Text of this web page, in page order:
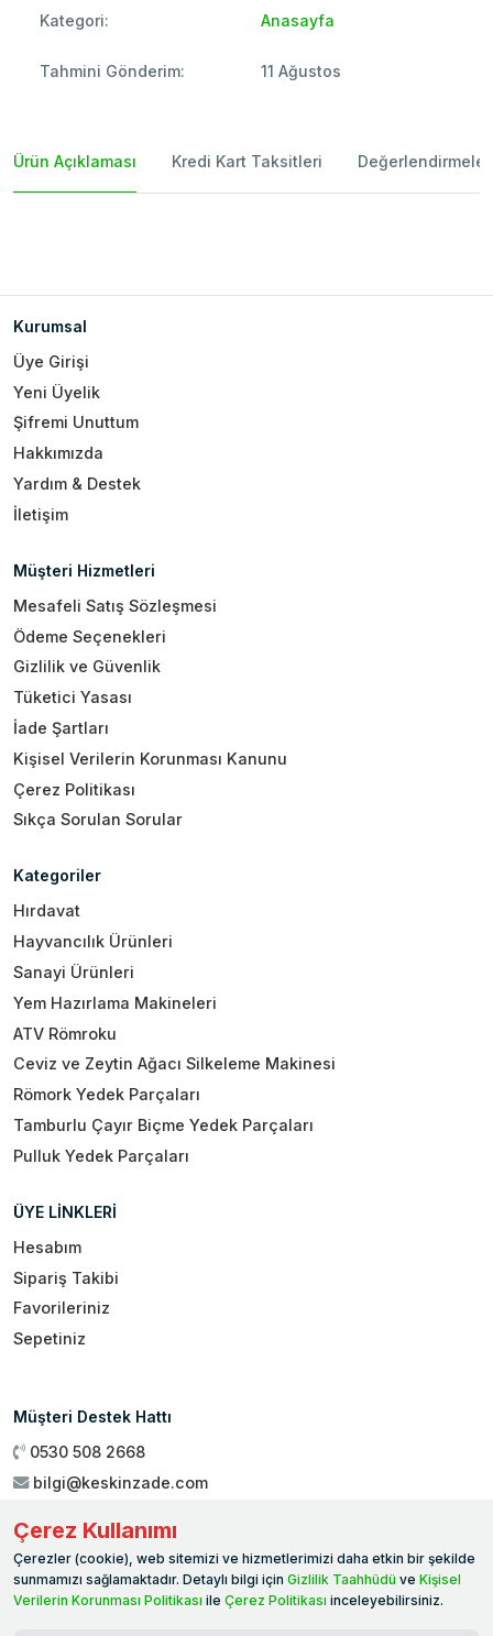
Kategori: Anasayfa
Tahmini Gönderim: 11 Ağustos
Ürün Açıklaması Kredi Kart Taksitleri Değerlendirmeler
Kurumsal
Üye Girişi
Yeni Üyelik
Şifremi Unuttum
Hakkımızda
Yardım & Destek
İletişim
Müşteri Hizmetleri
Mesafeli Satış Sözleşmesi
Ödeme Seçenekleri
Gizlilik ve Güvenlik
Tüketici Yasası
İade Şartları
Kişisel Verilerin Korunması Kanunu
Çerez Politikası
Sıkça Sorulan Sorular
Kategoriler
Hırdavat
Hayvancılık Ürünleri
Sanayi Ürünleri
Yem Hazırlama Makineleri
ATV Römroku
Ceviz ve Zeytin Ağacı Silkeleme Makinesi
Römork Yedek Parçaları
Tamburlu Çayır Biçme Yedek Parçaları
Pulluk Yedek Parçaları
ÜYE LİNKLERİ
Hesabım
Sipariş Takibi
Favorileriniz
Sepetiniz
Müşteri Destek Hattı
0530 508 2668
bilgi@keskinzade.com
Genel Merkez: Yükseliş Mah. 1461. Sokak No:2/1 19 Mayıs
Ballıca / SAMSUN
Çerez Kullanımı
Çerezler (cookie), web sitemizi ve hizmetlerimizi daha etkin bir şekilde
sunmamızı sağlamaktadır. Detaylı bilgi için Gizlilik Taahhüdü ve Kişisel
Verilerin Korunması Politikası ile Çerez Politikası inceleyebilirsiniz.